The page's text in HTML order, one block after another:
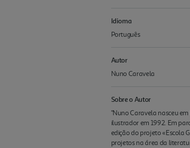
Idioma
Português
Autor
Nuno Caravela
Sobre o Autor
"Nuno Caravela nasceu em
ilustrador em 1992. Em
edição do projeto «Escola
projetos na área da